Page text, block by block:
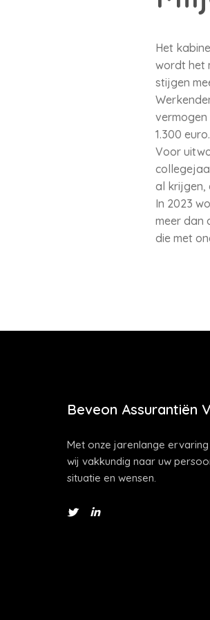
Het
wordt het
stijgen
1.300
Voor
al krijgen,
In 2023
meer dan
die met
Beveon Assurantiën
Met onze jarenlange
wij vakkundig naar uw
situatie en wensen.